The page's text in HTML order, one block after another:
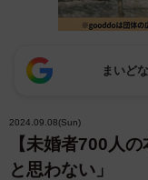
まいど
2024.09.08(Sun)
【未婚者700人
と思わない」